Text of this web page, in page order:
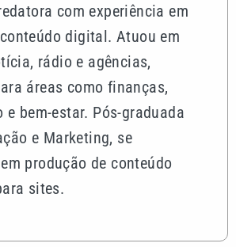
com experiência em
digital. Atuou em
rádio e agências,
áreas como finanças,
e bem-estar. Pós-graduada
e Marketing, se
produção de conteúdo
sites.